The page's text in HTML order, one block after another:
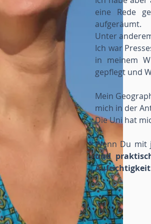
eine Rede
aufgeräumt.
Unter
Ich war
in meinem
gepflegt und
Mein
mich in der
Die Uni hat
Wenn Du mit
und